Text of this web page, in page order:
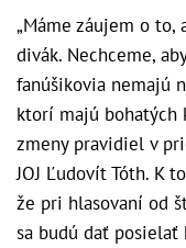
„Máme záujem o to,
divák. Nechceme,
fanúšikovia nemajú
ktorí majú bohatých
zmeny pravidiel v
JOJ Ľudovít Tóth. K
že pri hlasovaní od
sa budú dať posielať